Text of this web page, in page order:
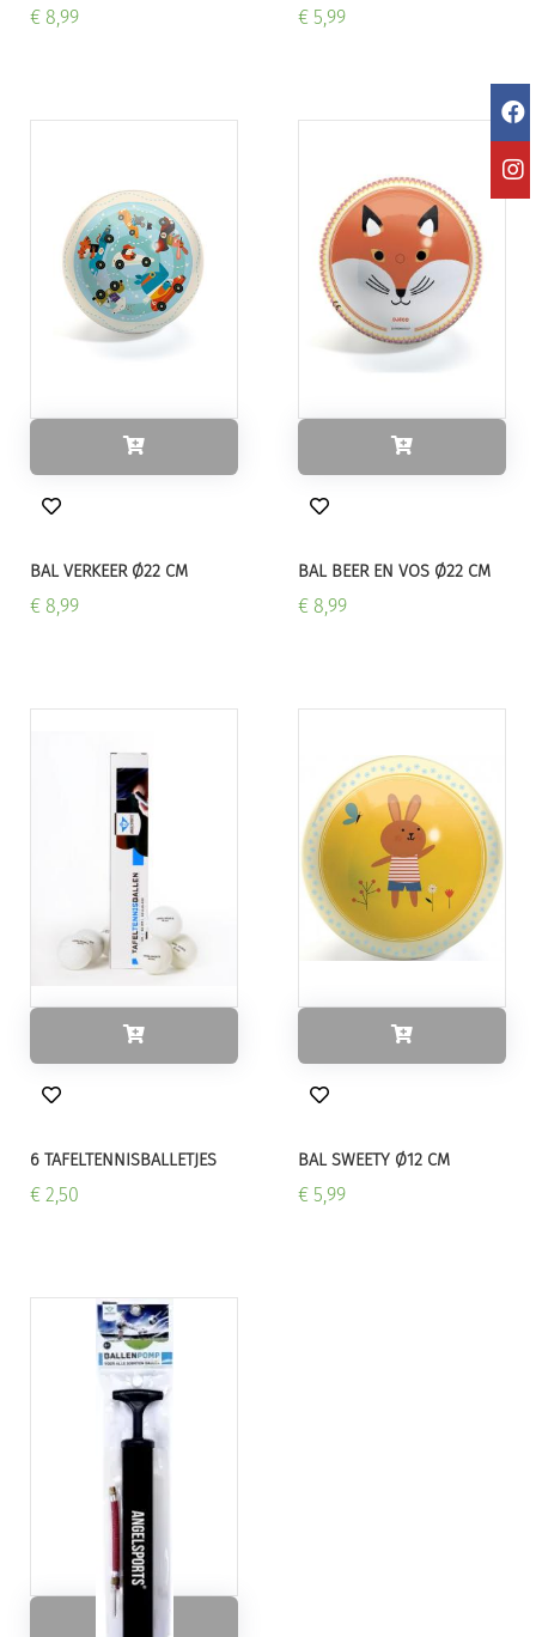
€ 8,99 € 5,99
BAL VERKEER Ø22 CM
€ 8,99
BAL BEER EN VOS Ø22 CM
€ 8,99
6 TAFELTENNISBALLETJES
€ 2,50
BAL SWEETY Ø12 CM
€ 5,99